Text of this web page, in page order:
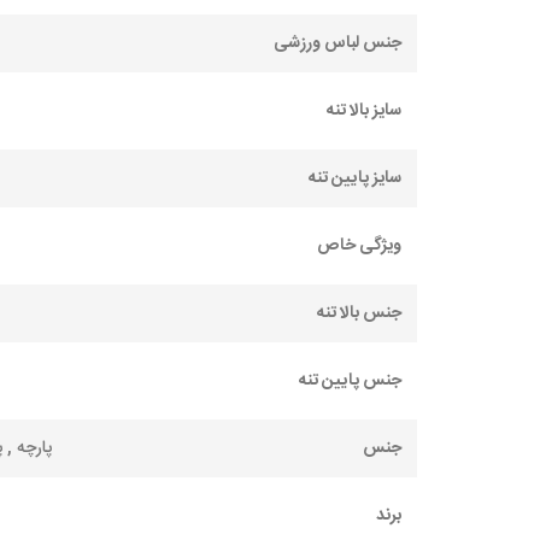
جنس لباس ورزشی
سایز بالا تنه
سایز پایین تنه
ویژگی خاص
جنس بالا تنه
جنس پایین تنه
جنس پارچه ,
برند